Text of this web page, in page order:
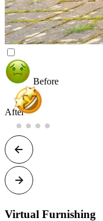
Before
After
Virtual Furnishing​​​​‌ ‍ ​‍​‍‌‍ ‌ ​‍‌‍‍‌‌‍‌ ‌‍‍‌‌‍ ‍​‍​‍​ ‍‍​‍​‍‌ ​ ‌‍​‌‌‍ ‍‌‍‍‌‌ ‌​‌ ‍‌​‍ ‍‌‍‍‌‌‍ ​‍​‍​‍ ​​‍​‍‌‍‍​‌ ​‍‌‍‌‌‌‍‌‍​‍​‍​ ‍‍​‍​‍​‍ ‌‍​‌‌‍‌​‌‍ ‌‌‍‍‌‌‍ ‍​‍ ‌‍‍‌‌‍ ‍‌ ‌​‌‍‌‌‌‍ ‍‌ ‌​​‍ ‌‍‌‌‌‍‌​‌‍‍‌‌ ‌​​‍ ‌‍ ‌‌‍ ‌‍‌​‌‍‌‌​ ‌‌ ​​‌ ​‍‌‍‌‌‌ ​ ‌‍‌‌‌‍ ‍‌ ‌​‌‍​‌‌ ‌​‌‍‍‌‌‍ ‌‍ ‍​ ‍ ‌‍‍‌‌‍‌​​ ‌‌‍‍​‌‍ ‌‍ ‌‌‍‌‌​ ‍ ‌ ‌​‌ ‍‌‌ ​​‌‍‌‌​ ‌‌‍‍​‌‍ ‌‍ ‌‌‍‌‌​ ‍ ‌ ​​‌‍​‌‌ ‌​‌‍‍​​ ‌‌‍​ ‌‍ ‌‍ ‍‌ ‌​‌‍‌‌‌‍ ‍‌ ‌​​‍‌‌​ ‌‌‌​​‍‌‌ ‌‍‍ ‌‍‌‌‌ ‍‌​‍‌‌​ ​ ‌​‌​​‍‌‌​ ​ ‌​‌​​‍‌‌​ ​‍​ ​‍​ ​​‌‍‌‍​ ‌‌‌‍‌​​ ‍​​ ​​‌‍​‍​ ‌‍‌‍‌‍​ ‌‍​ ‌‍​ ​‌​‍‌‌​ ​‍​ ​‍​‍‌‌​ ‌‌‌​‌​​‍ ‍‌‍ ​‌‍‍‌‌ ​ ‌ ‌​​‍‌‌​ ‌‌‌​​‍‌‌ ‌‍‍ ‌‍‌‌‌ ‍‌​‍‌‌​ ​ ‌​‌​​‍‌‌​ ​ ‌​‌​​‍‌‌​ ​‍​ ​‍‌‍​ ​ ​‌​ ​ ‌‍​‍​ ​‍​ ‌​​ ‌‌​ ​​​ ‌‌​ ​​​ ​​‌‍‌‍​‍‌‌​ ​‍​ ​‍​‍‌‌​ ‌‌‌​‌​​‍ ‍‌ ‌​‌‍‍‌‌ ‌​‌‍ ​‌‍‌‌​‍‌‌​ ‌‌‌​​‍‌‌ ‌‍‍ ‌‍‌‌‌ ‍‌​‍‌‌​ ​ ‌​‌​​‍‌‌​ ​ ‌​‌​​‍‌‌​ ​‍​ ​‍‌‍​‍​ ‍‌‌‍​‍‌‍​ ​ ‌‍‌‍‌‌‌‍‌‌​ ​‌​ ​​‌‍​‌​ ​​​ ‌​​‍‌‌​ ​‍​ ​‍​‍‌‌​ ‌‌‌​‌​​‍ ‍‌‍​ ‌‍‍​‌‍‍‌‌‍ ​‌‍‌​‌ ​‍‌‍‌‌‌‍ ‍​‍‌‌​ ‌‌‌​​‍‌‌ ‌‍‍ ‌‍‌‌‌ ‍‌​‍‌‌​ ​ ‌​‌​​‍‌‌​ ​ ‌​‌​​‍‌‌​ ​‍​ ​‍​ ‍‌​ ​​​ ​‌​ ​‍​ ​ ‌‍​ ‌‍‌‍​ ​​​ ‍​​ ​​​ ‌​​ ​‌​‍‌‌​ ​‍​ ​‍​‍‌‌​ ‌‌‌​‌​​‍ ‍‌ ‌​‌‍‌‌‌ ‍​‌ ‌​​ ‌‍​‍‌‍​‌‌ ​ ‌‍‌‌‌‌‌‌‌ ​‍‌‍ ​​ ‌​‍‌‌​ ​‍‌​‌‍‌‍​‌‌‍‌​‌‍ ‌‌‍‍‌‌‍ ‍​‍‌‍‌‍‍‌‌‍‌​​ ‌‌‍‍​‌‍ ‌‍ ‌‌‍‌‌​‍‌‍‌ ‌​‌ ‍‌‌ ​​‌‍‌‌​ ‌‌‍‍​‌‍ ‌‍ ‌‌‍‌‌​‍‌‍‌ ​​‌‍​‌‌ ‌​‌‍‍​​ ‌‌‍​ ‌‍ ‌‍ ‍‌ ‌​‌‍‌‌‌‍ ‍‌ ‌​​‍‌‌​ ‌‌‌​​‍‌‌ ‌‍‍ ‌‍‌‌‌ ‍‌​‍‌‌​ ​ ‌​‌​​‍‌‌​ ​ ‌​‌​​‍‌‌​ ​‍​ ​‍​ ​​‌‍‌‍​ ‌‌‌‍‌​​ ‍​​ ​​‌‍​‍​ ‌‍‌‍‌‍​ ‌‍​ ‌‍​ ​‌​‍‌‌​ ​‍​ ​‍​‍‌‌​ ‌‌‌​‌​​‍ ‍‌‍ ​‌‍‍‌‌ ​ ‌ ‌​​‍‌‌​ ‌‌‌​​‍‌‌ ‌‍‍ ‌‍‌‌‌ ‍‌​‍‌‌​ ​ ‌​‌​​‍‌‌​ ​ ‌​‌​​‍‌‌​ ​‍​ ​‍‌‍​ ​ ​‌​ ​ ‌‍​‍​ ​‍​ ‌​​ ‌‌​ ​​​ ‌‌​ ​​​ ​​‌‍‌‍​‍‌‌​ ​‍​ ​‍​‍‌‌​ ‌‌‌​‌​​‍ ‍‌ ‌​‌‍‍‌‌ ‌​‌‍ ​‌‍‌‌​‍‌‌​ ‌‌‌​​‍‌‌ ‌‍‍ ‌‍‌‌‌ ‍‌​‍‌‌​ ​ ‌​‌​​‍‌‌​ ​ ‌​‌​​‍‌‌​ ​‍​ ​‍‌‍​‍​ ‍‌‌‍​‍‌‍​ ​ ‌‍‌‍‌‌‌‍‌‌​ ​‌​ ​​‌‍​‌​ ​​​ ‌​​‍‌‌​ ​‍​ ​‍​‍‌‌​ ‌‌‌​‌​​‍ ‍‌‍​ ‌‍‍​‌‍‍‌‌‍ ​‌‍‌​‌ ​‍‌‍‌‌‌‍ ‍​‍‌‌​ ‌‌‌​​‍‌‌ ‌‍‍ ‌‍‌‌‌ ‍‌​‍‌‌​ ​ ‌​‌​​‍‌‌​ ​ ‌​‌​​‍‌‌​ ​‍​ ​‍​ ‍‌​ ​​​ ​‌​ ​‍​ ​ ‌‍​ ‌‍‌‍​ ​​​ ‍​​ ​​​ ‌​​ ​‌​‍‌‌​ ​‍​ ​‍​‍‌‌​ ‌‌‌​‌​​‍ ‍‌ ‌​‌‍‌‌‌ ‍​‌ ‌​​‍‌‍‌ ​​‌‍‌‌‌ ​‍‌ ​ ‌ ​​‌‍‌‌‌‍​ ‌ ‌​‌‍‍‌‌ ‌‍‌‍‌‌​ ‌‌ ​​‌ ‌‌‌‍​‍‌‍ ​‌‍‍‌‌ ​ ‌‍‍​‌‍‌‌‌‍‌​​‍​‍‌ ‌